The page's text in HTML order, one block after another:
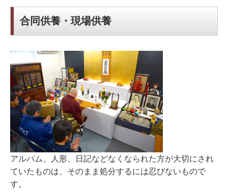
合同供養・現場供養
アルバム、人形、日記などなくなられた方が大切にされ
ていたものは、そのまま処分するには忍びないもので
す。